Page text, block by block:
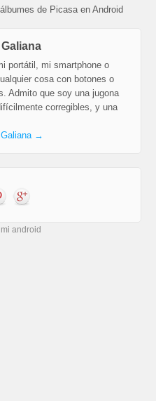
de Picasa en Android
portátil, mi smartphone o
cosa con botones o
Admito que soy una jugona
corregibles, y una
→
android